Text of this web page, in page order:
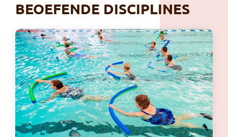
BEOEFENDE DISCIPLINES